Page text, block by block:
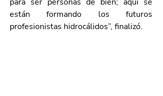
están formando los futuros
profesionistas hidrocálidos”, finalizó.